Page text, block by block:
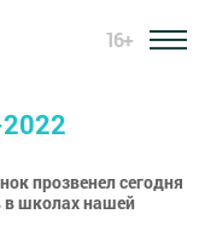
16+
прозвенел сегодня
в школах нашей